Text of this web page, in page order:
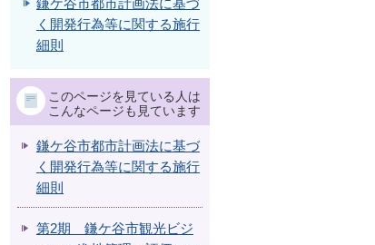
鎌ケ谷市都市計画法に基づ
く開発行為等に関する施行
細則
このページを見ている人は
こんなページも見ています
鎌ケ谷市都市計画法に基づ
く開発行為等に関する施行
細則
第2期 鎌ケ谷市観光ビジ